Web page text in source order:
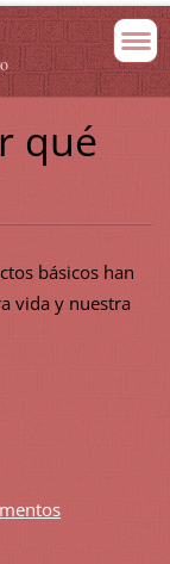
qué
básicos han
vida y nuestra